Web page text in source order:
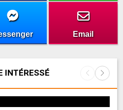
Email
INTÉRESSÉ